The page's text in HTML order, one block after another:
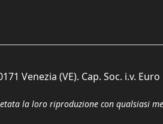
Venezia (VE). Cap. Soc. i.v. Euro
la loro riproduzione con qualsiasi